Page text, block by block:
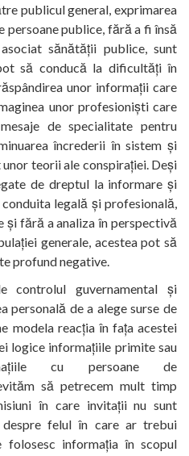
publicul general, exprimarea
persoane publice, fără a fi însă
sănătății publice, sunt
să conducă la dificultăți în
unor informații care
unor profesioniști care
de specialitate pentru
încrederii în sistem și
teorii ale conspirației. Deși
de dreptul la informare și
legală și profesională,
fără a analiza în perspectivă
generale, acestea pot să
profund negative.
controlul guvernamental și
personală de a alege surse de
modela reacția în fața acestei
logice informațiile primite sau
cu persoane de
să petrecem mult timp
în care invitații nu sunt
felul în care ar trebui
folosesc informația în scopul